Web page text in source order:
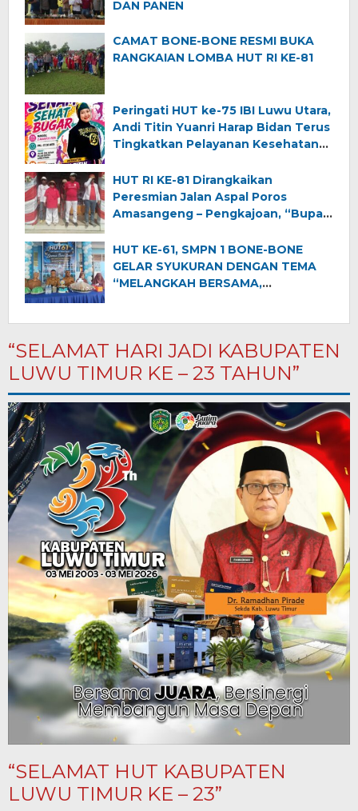
DAN PANEN
CAMAT BONE-BONE RESMI BUKA
RANGKAIAN LOMBA HUT RI KE-81
Peringati HUT ke-75 IBI Luwu Utara,
Andi Titin Yuanri Harap Bidan Terus
Tingkatkan Pelayanan Kesehatan
HUT RI KE-81 Dirangkaikan
Peresmian Jalan Aspal Poros
Amasangeng – Pengkajoan, “Bupati
Semangat Kemerdekaan dan
Pembangunan”
HUT KE-61, SMPN 1 BONE-BONE
GELAR SYUKURAN DENGAN TEMA
“MELANGKAH BERSAMA,
“SELAMAT HARI JADI KABUPATEN
LUWU TIMUR KE – 23 TAHUN”
“SELAMAT HUT KABUPATEN
LUWU TIMUR KE – 23”